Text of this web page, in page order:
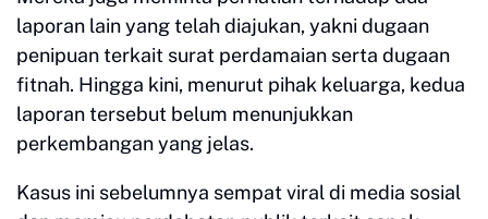
laporan lain yang telah diajukan, yakni dugaan
penipuan terkait surat perdamaian serta dugaan
fitnah. Hingga kini, menurut pihak keluarga, kedua
laporan tersebut belum menunjukkan
perkembangan yang jelas.
Kasus ini sebelumnya sempat viral di media sosial